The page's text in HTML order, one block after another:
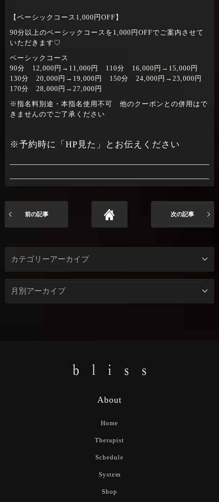
【ベーシックコース1,000円OFF】
90分以上のベーシックコースを1,000円OFFでご案内させて
いただきます♡
ベーシックコース
90分 12,000円→11,000円 110分 16,000円→15,000円
130分 20,000円→19,000円 150分 24,000円→23,000円
170分 28,000円→27,000円
※指名料別途・本指名使用不可 他のクーポンとの併用はで
きませんのでご了承ください
※予約時に「HP見た」とお伝えください
前の記事 次の記事
About
Home
Therapist
Schedule
System
Shop